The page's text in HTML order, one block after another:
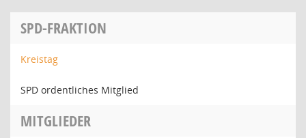
SPD-FRAKTION
Kreistag
SPD ordentliches Mitglied
MITGLIEDER